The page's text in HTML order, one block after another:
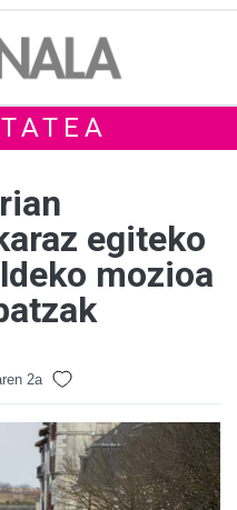
egiteko
mozioa
2a